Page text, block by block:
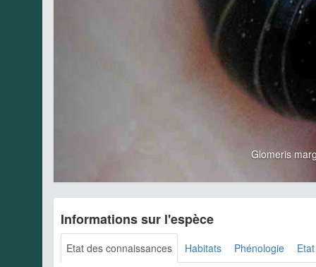
Glomeris
Informations sur l'espèce
Etat des connaissances Habitats Phénologie